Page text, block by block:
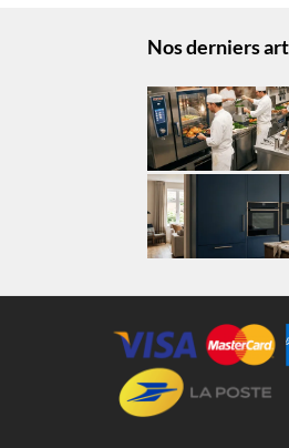
Nos derniers